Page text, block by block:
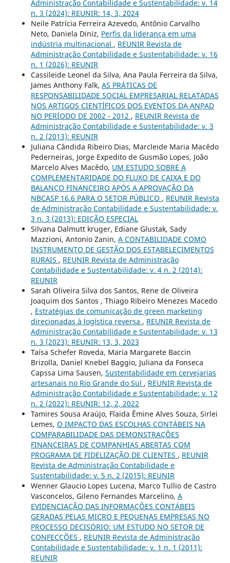
Administração Contabilidade e Sustentabilidade: v. 14
n. 3 (2024): REUNIR: 14, 3, 2024
Neile Patrícia Ferreira Azevedo, Antônio Carvalho
Neto, Daniela Diniz, Perfis da liderança em uma
indústria multinacional , REUNIR Revista de
Administração Contabilidade e Sustentabilidade: v. 16
n. 1 (2026): REUNIR
Cassileide Leonel da Silva, Ana Paula Ferreira da Silva,
James Anthony Falk, AS PRÁTICAS DE
RESPONSABILIDADE SOCIAL EMPRESARIAL RELATADAS
NOS ARTIGOS CIENTÍFICOS DOS EVENTOS DA ANPAD
NO PERÍODO DE 2002 - 2012 , REUNIR Revista de
Administração Contabilidade e Sustentabilidade: v. 3
n. 2 (2013): REUNIR
Juliana Cândida Ribeiro Dias, Marcleide Maria Macêdo
Pederneiras, Jorge Expedito de Gusmão Lopes, João
Marcelo Alves Macêdo, UM ESTUDO SOBRE A
COMPLEMENTARIDADE DO FLUXO DE CAIXA E DO
BALANÇO FINANCEIRO APÓS A APROVAÇÃO DA
NBCASP 16.6 PARA O SETOR PÚBLICO , REUNIR Revista
de Administração Contabilidade e Sustentabilidade: v.
3 n. 3 (2013): EDIÇÃO ESPECIAL
Silvana Dalmutt kruger, Ediane Glustak, Sady
Mazzioni, Antonio Zanin, A CONTABILIDADE COMO
INSTRUMENTO DE GESTÃO DOS ESTABELECIMENTOS
RURAIS , REUNIR Revista de Administração
Contabilidade e Sustentabilidade: v. 4 n. 2 (2014):
REUNIR
Sarah Oliveira Silva dos Santos, Rene de Oliveira
Joaquim dos Santos , Thiago Ribeiro Menezes Macedo
, Estratégias de comunicação de green marketing
direcionadas à logística reversa , REUNIR Revista de
Administração Contabilidade e Sustentabilidade: v. 13
n. 3 (2023): REUNIR: 13, 3, 2023
Taísa Schefer Roveda, Maria Margarete Baccin
Brizolla, Daniel Knebel Baggio, Juliana da Fonseca
Capssa Lima Sausen, Sustentabilidade em cervejarias
artesanais no Rio Grande do Sul , REUNIR Revista de
Administração Contabilidade e Sustentabilidade: v. 12
n. 2 (2022): REUNIR: 12, 2, 2022
Tamires Sousa Araújo, Flaida Êmine Alves Souza, Sirlei
Lemes, O IMPACTO DAS ESCOLHAS CONTÁBEIS NA
COMPARABILIDADE DAS DEMONSTRAÇÕES
FINANCEIRAS DE COMPANHIAS ABERTAS COM
PROGRAMA DE FIDELIZAÇÃO DE CLIENTES , REUNIR
Revista de Administração Contabilidade e
Sustentabilidade: v. 5 n. 2 (2015): REUNIR
Wenner Glaucio Lopes Lucena, Marco Tullio de Castro
Vasconcelos, Gileno Fernandes Marcelino, A
EVIDENCIAÇÃO DAS INFORMAÇÕES CONTÁBEIS
GERADAS PELAS MICRO E PEQUENAS EMPRESAS NO
PROCESSO DECISÓRIO: UM ESTUDO NO SETOR DE
CONFECÇÕES , REUNIR Revista de Administração
Contabilidade e Sustentabilidade: v. 1 n. 1 (2011):
REUNIR